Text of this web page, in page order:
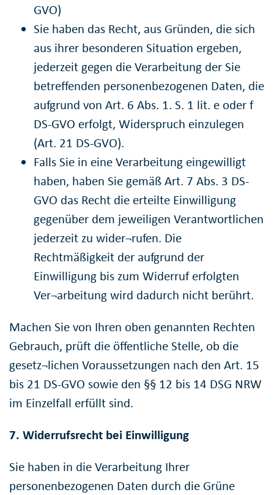
GVO)
Sie haben das Recht, aus Gründen, die sich
aus ihrer besonderen Situation ergeben,
jederzeit gegen die Verarbeitung der Sie
betreffenden personenbezogenen Daten, die
aufgrund von Art. 6 Abs. 1. S. 1 lit. e oder f
DS-GVO erfolgt, Widerspruch einzulegen
(Art. 21 DS-GVO).
Falls Sie in eine Verarbeitung eingewilligt
haben, haben Sie gemäß Art. 7 Abs. 3 DS-
GVO das Recht die erteilte Einwilligung
gegenüber dem jeweiligen Verantwortlichen
jederzeit zu wider¬rufen. Die
Rechtmäßigkeit der aufgrund der
Einwilligung bis zum Widerruf erfolgten
Ver¬arbeitung wird dadurch nicht berührt.
Machen Sie von Ihren oben genannten Rechten
Gebrauch, prüft die öffentliche Stelle, ob die
gesetz¬lichen Voraussetzungen nach den Art. 15
bis 21 DS-GVO sowie den §§ 12 bis 14 DSG NRW
im Einzelfall erfüllt sind.
7. Widerrufsrecht bei Einwilligung
Sie haben in die Verarbeitung Ihrer
personenbezogenen Daten durch die Grüne